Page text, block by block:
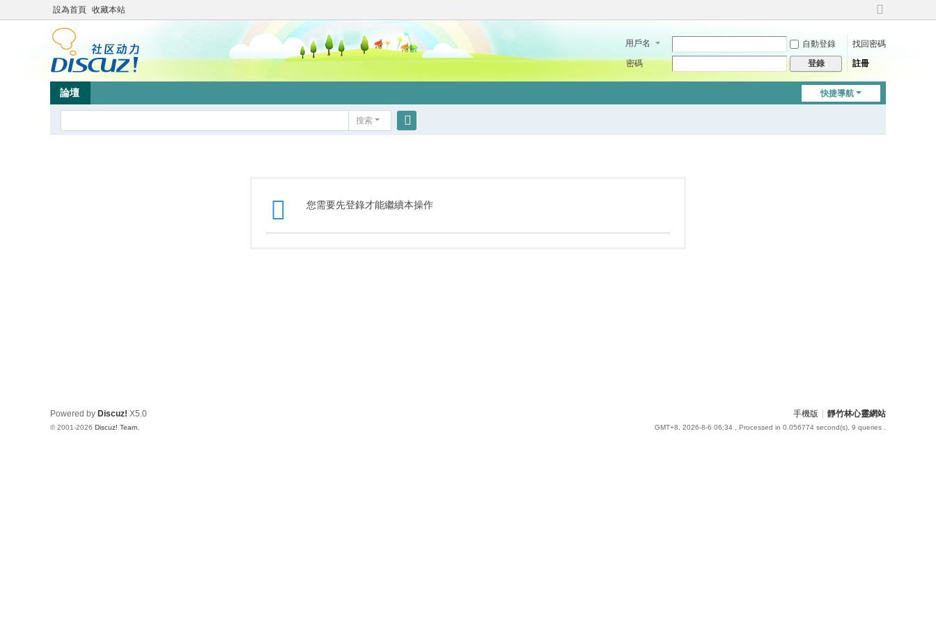
設為首頁 收藏本站
切
到
用戶名 自動登錄
找回密碼
密碼
登錄 註冊
快捷導航
論壇
搜索
您需要先登錄才能繼續本操作
手機版 靜竹林心靈網站
GMT+8, 2026-8-6 06:34 , Processed in 0.056774 second(s), 9 queries .
Powered by Discuz! X5.0
© 2001-2026 Discuz! Team